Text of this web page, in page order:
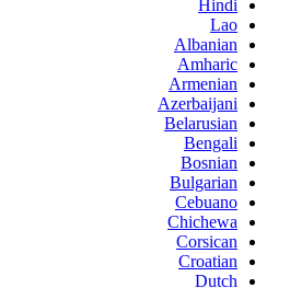
Hindi
Lao
Albanian
Amharic
Armenian
Azerbaijani
Belarusian
Bengali
Bosnian
Bulgarian
Cebuano
Chichewa
Corsican
Croatian
Dutch